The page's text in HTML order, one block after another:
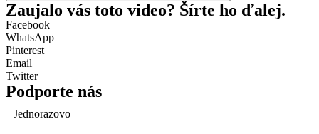
Zaujalo vás toto video? Šírte ho ďalej.
Facebook
WhatsApp
Pinterest
Email
Twitter
Podporte nás
Jednorazovo